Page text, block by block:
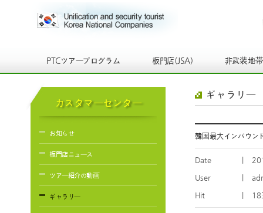
PTCツアープログラム 板門店(JSA) 非武装地帯
カスタマーセンター
お知らせ
板門店ニュース
ツアー紹介の動画
ギャラリー
ギャラリー
韓国最大インバウン
Date
User
Hit